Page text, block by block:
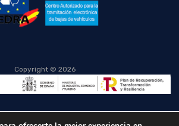
Copyright © 2026